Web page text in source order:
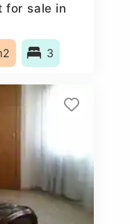
for sale in
3